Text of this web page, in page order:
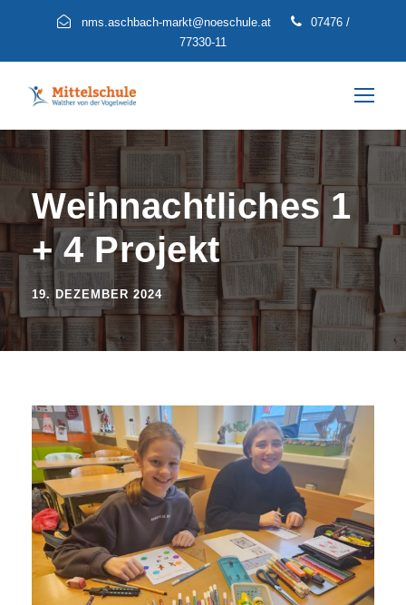
nms.aschbach-markt@noeschule.at
07476 /
77330-11
Weihnachtliches 1
+ 4 Projekt
19. DEZEMBER 2024